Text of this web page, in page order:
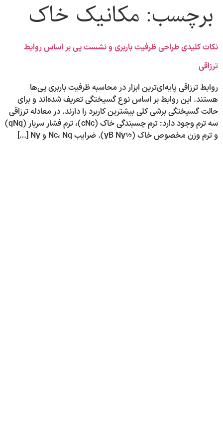
برچسب: مکانیک خاک
نکات کلیدی طراحی ظرفیت باربری و نشست پی بر اساس روابط
ترزاقی
روابط ترزاقی پایه‌ای‌ترین ابزار در محاسبه ظرفیت باربری پی‌ها
هستند. این روابط بر اساس نوع گسیختگی تعریف شده‌اند و برای
حالت گسیختگی برشی کلی بیشترین کاربرد را دارند. در معادله ترزاقی
سه ترم وجود دارد: ترم چسبندگی خاک (cNc)، ترم فشار سربار (qNq)
و ترم وزن مخصوص خاک (½γB Nγ). ضرایب Nc، Nq و Nγ […]